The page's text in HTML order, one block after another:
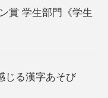
賞 学生部門《学生
じる漢字あそび